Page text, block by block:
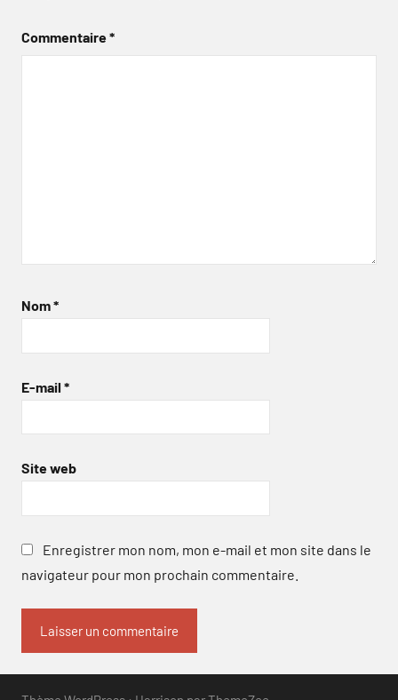
Commentaire*
Nom*
E-mail *
Site web
Enregistrer mon nom, mon e-mail et mon site dans le
navigateur pour mon prochain commentaire.